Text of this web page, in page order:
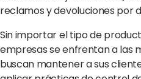
© Copyright
reclamos y devoluciones por
Sin importar el tipo de
empresas se enfrentan a las
buscan mantener a sus